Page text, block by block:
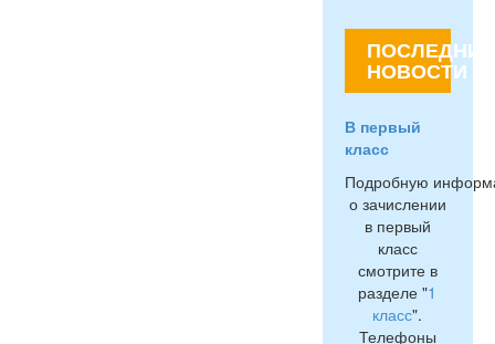
ПОСЛЕДНИЕ
НОВОСТИ
В первый
класс
Подробную
о зачислении
в первый
класс
смотрите в
разделе "1
класс".
Телефоны